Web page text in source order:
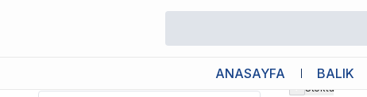
ANASAYFA BALIK
Stokta